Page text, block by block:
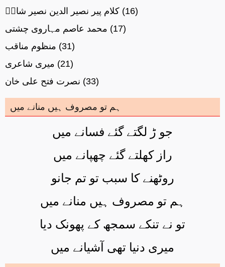
کلام پیر نصیر الدین نصیر شاہؒ (16)
محمد عاصم مہاروی چشتی (17)
منظوم مناقب (31)
میری شاعری (21)
نصرت فتح علی خان (33)
ہم تو مصروف ہیں منانے میں
جو ڑ لگتے گئے فسانے میں
راز کھلتے گئے چھپانے میں
روٹھنے کا سبب تو تم جانو
ہم تو مصروف ہیں منانے میں
تو نے تنکے سمجھ کے پھونک دیا
میری دنیا تھی آشیانے میں